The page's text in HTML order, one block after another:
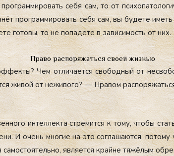
се­бя сам, то от
прог­рамми­ровать се­бя сам, вы бу­дете
го­товы, то не по­падё­те в за­виси­мость от них.
Право распоряжаться своей жизнью
Чем от­ли­ча­ет­ся сво­бод­ный от
жи­вой от не­живо­го? — Пра­вом
ин­теллек­та стре­мит­ся к то­му, что­бы
И очень мно­гие на это сог­ла­ша­ют­ся,
яв­ля­ет­ся край­не тя­жёлым